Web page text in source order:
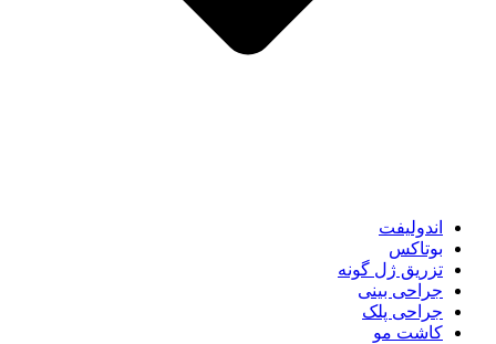
اندولیفت
بوتاکس
تزریق ژل گونه
جراحی بینی
جراحی پلک
کاشت مو